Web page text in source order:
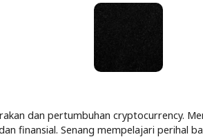
dan pertumbuhan cryptocurrency.
finansial. Senang mempelajari perihal